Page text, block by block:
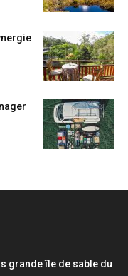
grande île de sable du